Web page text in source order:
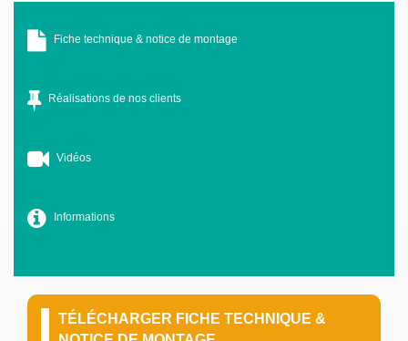
Fiche technique & notice de montage
Réalisations de nos clients
Vidéos
Informations
TÉLÉCHARGER FICHE TECHNIQUE &